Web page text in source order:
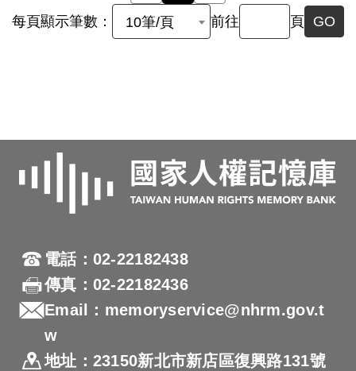
每頁顯示筆數： 10筆/頁 前往 頁 GO
電話：02-22182438
傳真：02-22182436
Email：memoryservice@nhrm.gov.t
w
地址：23150新北市新店區復興路131號